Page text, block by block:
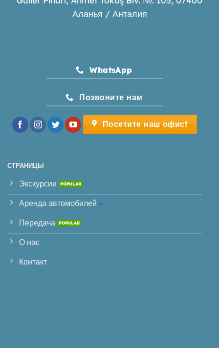
Аланья / Анталия
WhatsApp
Позвоните нам
Посетите наш офис!
СТРАНИЦЫ
Экскурсии
Аренда автомобилей
Передача
О нас
Контакт